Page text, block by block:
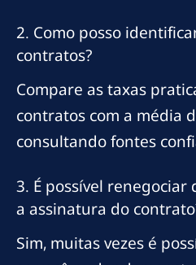
2. Como posso
contratos?
Compare as taxas
contratos com a média
consultando fontes
3. É possível renegociar
a assinatura do
Sim, muitas vezes é